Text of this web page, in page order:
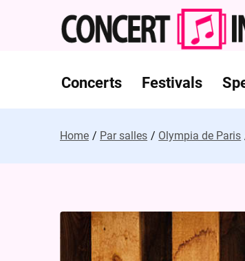
Concerts Festivals
Home Par salles Olympia de Paris